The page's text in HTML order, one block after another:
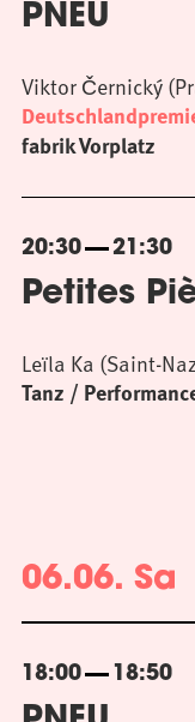
PNEU
fabrik Vorplatz
Viktor Černický
20:30 21:30
Petites
Tanz /
Leïla Ka (Saint-
06.06. Sa
18:00 18:50